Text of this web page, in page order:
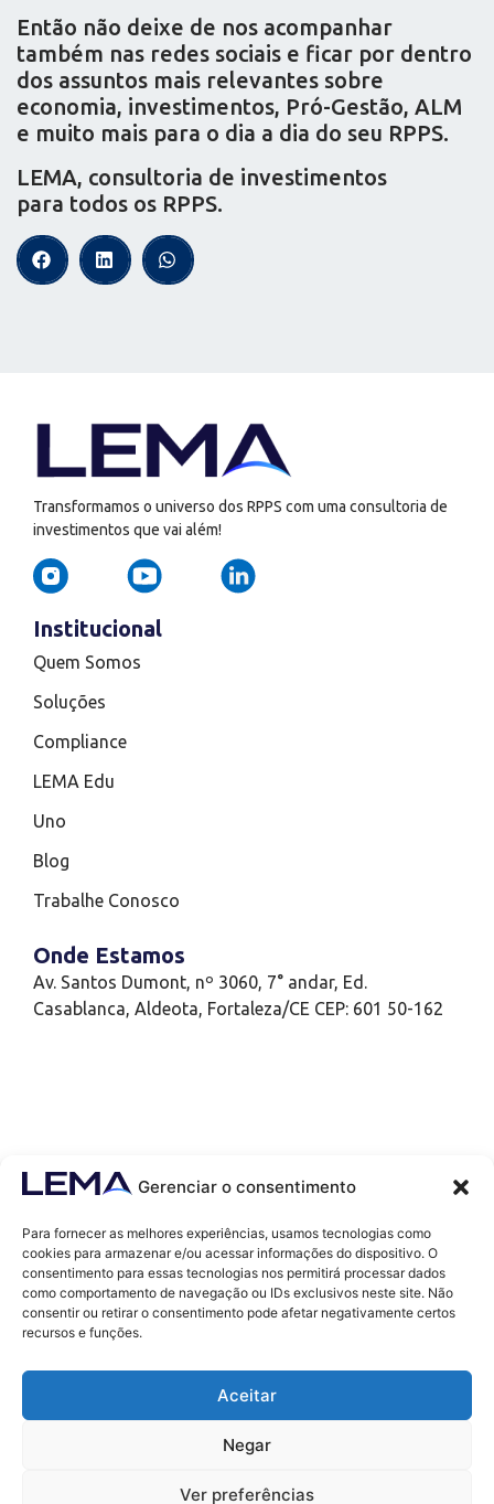
Gerenciar o consentimento
Para fornecer as melhores experiências, usamos tecnologias como
cookies para armazenar e/ou acessar informações do dispositivo. O
consentimento para essas tecnologias nos permitirá processar dados
como comportamento de navegação ou IDs exclusivos neste site. Não
consentir ou retirar o consentimento pode afetar negativamente certos
recursos e funções.
Aceitar
Negar
Ver preferências
Então não deixe de nos acompanhar
também nas redes sociais e ficar por dentro
dos assuntos mais relevantes sobre
economia, investimentos, Pró-Gestão, ALM
e muito mais para o dia a dia do seu RPPS.
LEMA, consultoria de investimentos
para todos os RPPS.
Transformamos o universo dos RPPS com uma consultoria de
investimentos que vai além!
Institucional
Quem Somos
Soluções
Compliance
LEMA Edu
Uno
Blog
Trabalhe Conosco
Onde Estamos
Av. Santos Dumont, nº 3060, 7° andar, Ed.
Casablanca, Aldeota, Fortaleza/CE CEP: 601 50-162
Contatos
contato@lemaef.com.br
(85) 99868-3664